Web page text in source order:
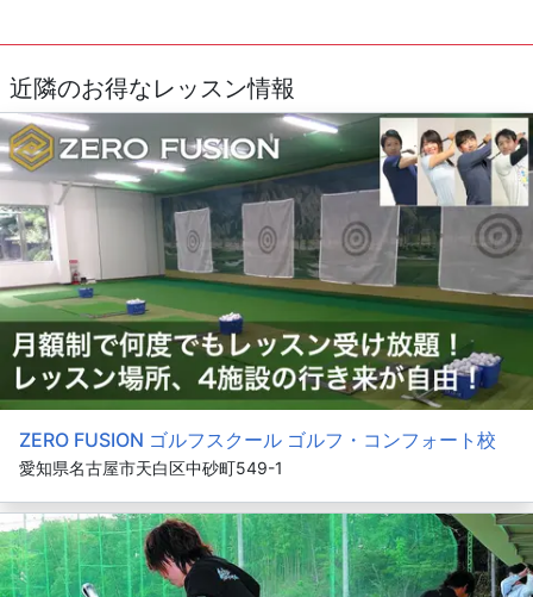
近隣のお得なレッスン情報
ZERO FUSION ゴルフスクール ゴルフ・コンフォート校
愛知県名古屋市天白区中砂町549-1